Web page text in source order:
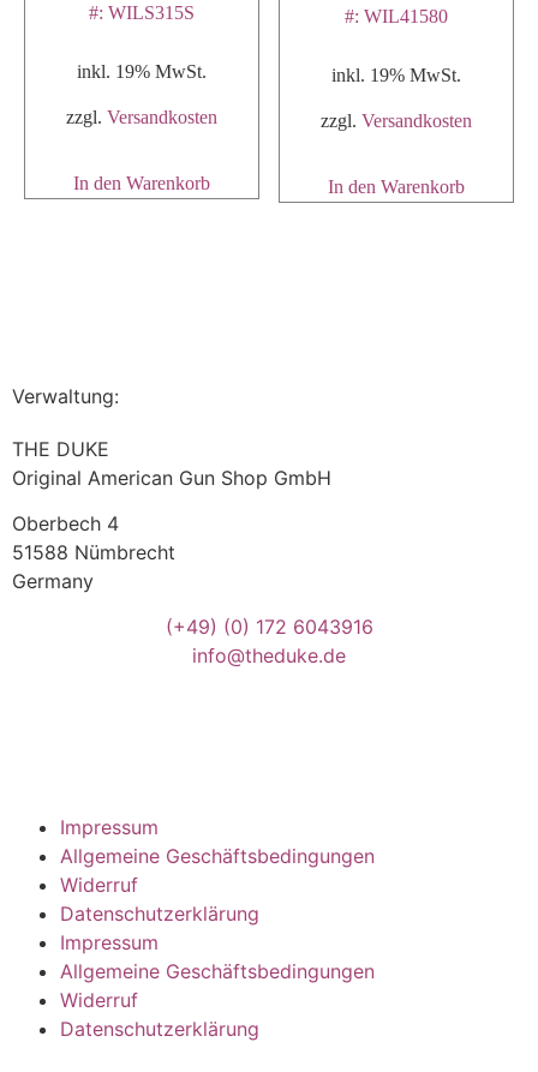
#: WILS315S
inkl. 19% MwSt.
zzgl. Versandkosten
In den Warenkorb
#: WIL41580
inkl. 19% MwSt.
zzgl.Versandkosten
In den Warenkorb
Verwaltung:
THE DUKE
Original American Gun Shop GmbH
Oberbech 4
51588 Nümbrecht
Germany
(+49) (0) 172 6043916
info@theduke.de
Impressum
Allgemeine Geschäftsbedingungen
Widerruf
Datenschutzerklärung
Impressum
Allgemeine Geschäftsbedingungen
Widerruf
Datenschutzerklärung